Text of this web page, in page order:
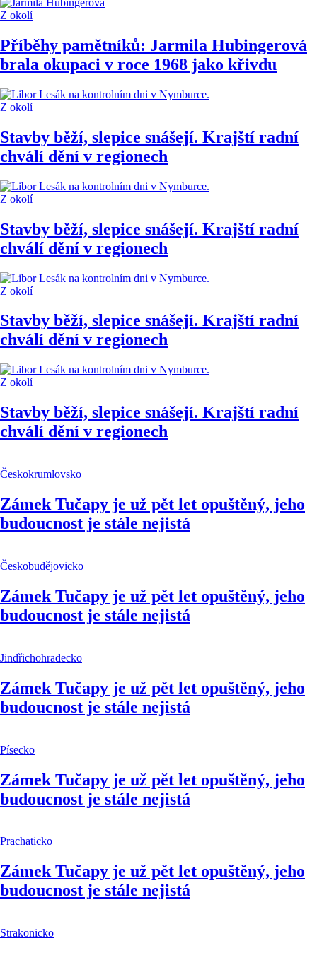
Z okolí
Příběhy pamětníků: Jarmila Hubingerová
brala okupaci v roce 1968 jako křivdu
Z okolí
Stavby běží, slepice snášejí. Krajští radní
chválí dění v regionech
Z okolí
Stavby běží, slepice snášejí. Krajští radní
chválí dění v regionech
Z okolí
Stavby běží, slepice snášejí. Krajští radní
chválí dění v regionech
Z okolí
Stavby běží, slepice snášejí. Krajští radní
chválí dění v regionech
Českokrumlovsko
Zámek Tučapy je už pět let opuštěný, jeho
budoucnost je stále nejistá
Českobudějovicko
Zámek Tučapy je už pět let opuštěný, jeho
budoucnost je stále nejistá
Jindřichohradecko
Zámek Tučapy je už pět let opuštěný, jeho
budoucnost je stále nejistá
Písecko
Zámek Tučapy je už pět let opuštěný, jeho
budoucnost je stále nejistá
Prachaticko
Zámek Tučapy je už pět let opuštěný, jeho
budoucnost je stále nejistá
Strakonicko